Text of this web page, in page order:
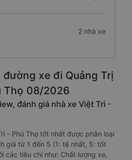
2 nhà xe
xe đi Quảng Trị
Thọ 08/2026
đánh giá nhà xe Việt Trì -
- Phú Thọ tốt nhất được phân loại
giá từ 1 đến 5 (1: tệ nhất, 5: tốt
các tiêu chí như: Chất lượng xe,